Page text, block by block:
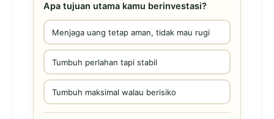
Apa tujuan utama kamu berinvestasi?
Menjaga uang tetap aman, tidak mau rugi
Tumbuh perlahan tapi stabil
Tumbuh maksimal walau berisiko